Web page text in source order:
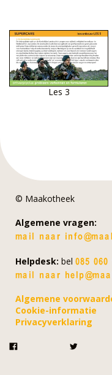
Les 3
© Maakotheek
Algemene vragen:
Helpdesk: bel
Algemene
Cookie-informatie
Privacyverklaring